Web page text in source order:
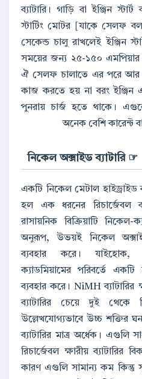
ব্যাটারি। গাড়ি বা ইঞ্জিন
স্টার্টিং মোটর [যাকে সেলফ
সেকেন্ড চালু রাখলেই ইঞ্জিন
সময়ের জন্য ২৫-১৫০ এমপিয়ার
ঐ সেলফ চালাতে এর পরে আর
কাজ করতে হয় না বরং ইঞ্জিন
পুনরায় চার্জ হতে থাকে।
অনেক বেশি কারেন্ট
☞ নিকেল অক্সাইড ব্যাটারি
একটি নিকেল মেটাল
হল এক ধরনের রিচার্জেবল
রাসায়নিক বিক্রিয়াটি
অনুরূপ, উভয়ই নিকেল
ব্যবহার করে। যাইহোক,
ক্যাডমিয়ামের পরিবর্তে
ব্যবহার করে। NiMH
ব্যাটারির চেয়ে দুই থেকে
উল্লেখযোগ্যভাবে উচ্চ শক্তির
ব্যাটারির মাত্র অর্ধেক।
রিচার্জেবল ক্ষারীয় ব্যাটারির
কারণ এগুলি সামান্য কম কিন্তু